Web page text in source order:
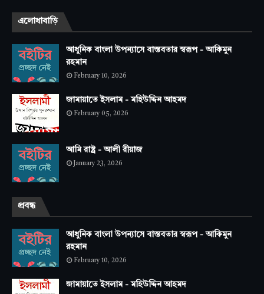
এলোধাবাড়ি
আধুনিক বাংলা উপন্যাসে বাস্তবতার স্বরূপ - আকিমুন
রহমান
February 10, 2026
জামায়াতে ইসলাম - মহিউদ্দিন আহমদ
February 05, 2026
আমি রাষ্ট্র - আলী রীয়াজ
January 23, 2026
প্রবন্ধ
আধুনিক বাংলা উপন্যাসে বাস্তবতার স্বরূপ - আকিমুন
রহমান
February 10, 2026
জামায়াতে ইসলাম - মহিউদ্দিন আহমদ